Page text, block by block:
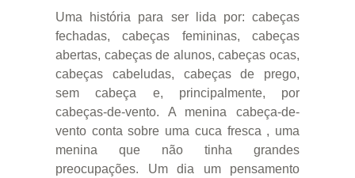
Uma história para ser lida por: cabeças
fechadas, cabeças femininas, cabeças
abertas, cabeças de alunos, cabeças ocas,
cabeças cabeludas, cabeças de prego,
sem cabeça e, principalmente, por
cabeças-de-vento. A menina cabeça-de-
vento conta sobre uma cuca fresca , uma
menina que não tinha grandes
preocupações. Um dia um pensamento